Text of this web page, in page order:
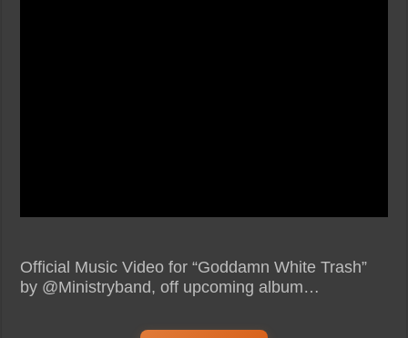
Official Music Video for “Goddamn White Trash”
by @Ministryband, off upcoming album…